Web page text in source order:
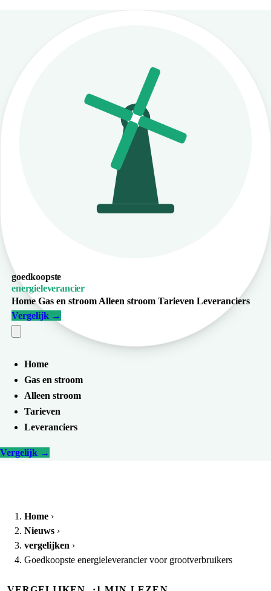
goedkoopste
energieleverancier
HomeGas en stroom Alleen stroom Tarieven Leveranciers
Vergelijk →
Home
Gas en stroom
Alleen stroom
Tarieven
Leveranciers
Vergelijk →
Home ›
Nieuws ›
vergelijken ›
Goedkoopste energieleverancier voor grootverbruikers